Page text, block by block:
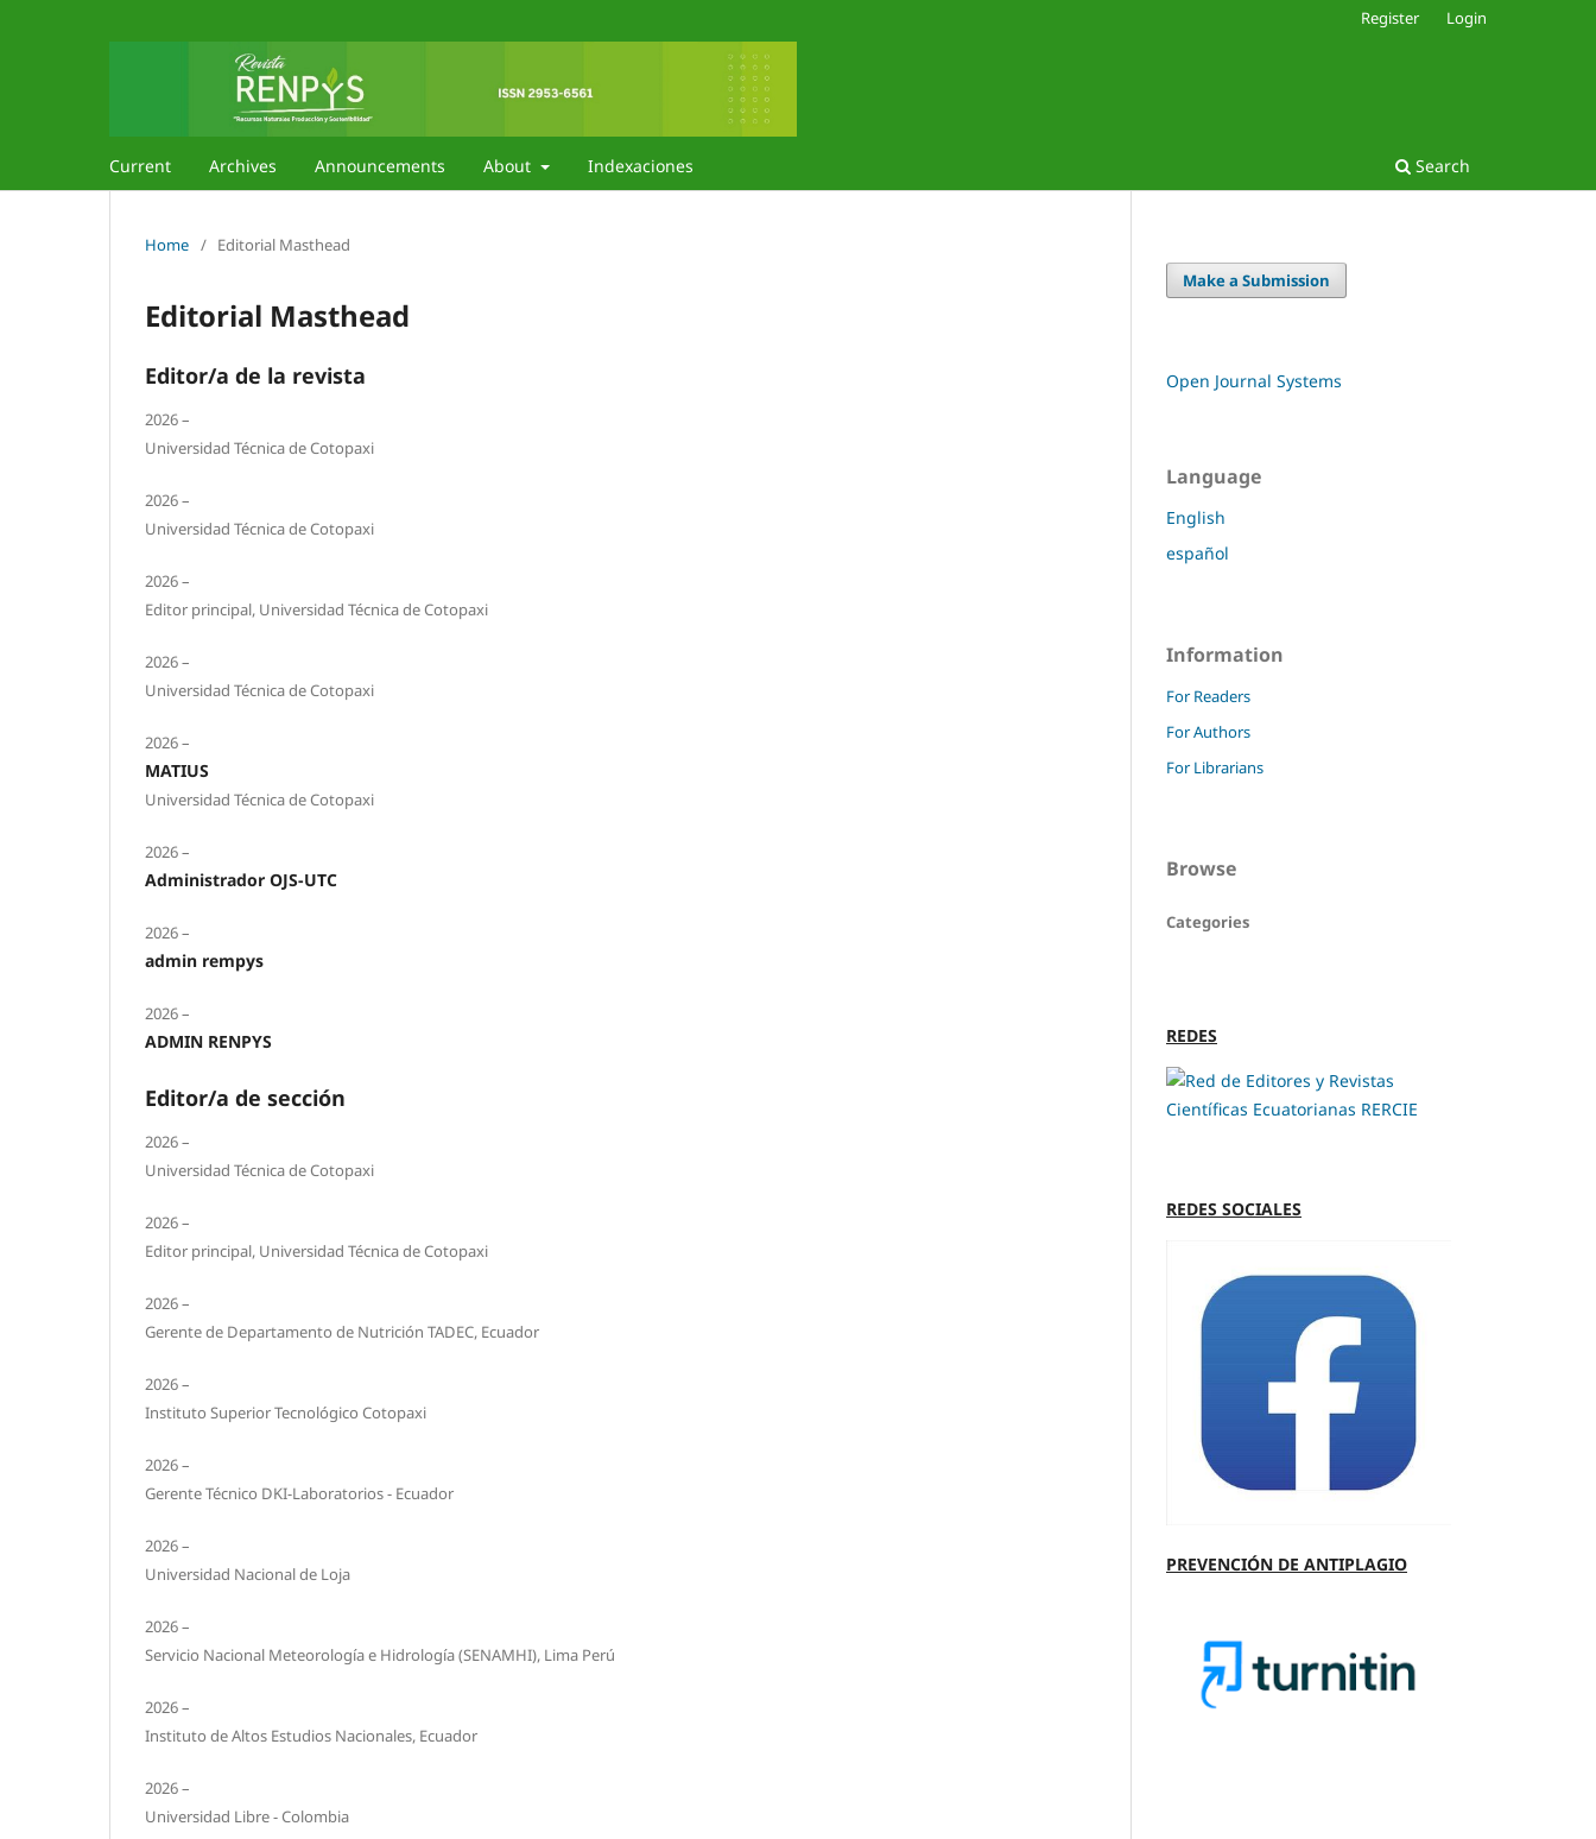
Current Archives Announcements About Indexaciones Search
Register Login
Home / Editorial Masthead
Editorial Masthead
Editor/a de la revista
2026 –
Universidad Técnica de Cotopaxi
2026 –
Universidad Técnica de Cotopaxi
2026 –
Editor principal, Universidad Técnica de Cotopaxi
2026 –
Universidad Técnica de Cotopaxi
2026 –
MATIUS
Universidad Técnica de Cotopaxi
2026 –
Administrador OJS-UTC
2026 –
admin rempys
2026 –
ADMIN RENPYS
Editor/a de sección
2026 –
Universidad Técnica de Cotopaxi
2026 –
Editor principal, Universidad Técnica de Cotopaxi
2026 –
Gerente de Departamento de Nutrición TADEC, Ecuador
2026 –
Instituto Superior Tecnológico Cotopaxi
2026 –
Gerente Técnico DKI-Laboratorios - Ecuador
2026 –
Universidad Nacional de Loja
2026 –
Servicio Nacional Meteorología e Hidrología (SENAMHI), Lima Perú
2026 –
Instituto de Altos Estudios Nacionales, Ecuador
2026 –
Universidad Libre - Colombia
Make a Submission
Open Journal Systems
Language
English
español
Information
For Readers
For Authors
For Librarians
Browse
Categories
REDES
REDES SOCIALES
PREVENCIÓN DE ANTIPLAGIO